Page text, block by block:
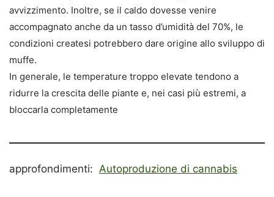
avvizzimento. Inoltre, se il caldo dovesse venire
accompagnato anche da un tasso d’umidità del 70%, le
condizioni createsi potrebbero dare origine allo sviluppo di
muffe.
In generale, le temperature troppo elevate tendono a
ridurre la crescita delle piante e, nei casi più estremi, a
bloccarla completamente
approfondimenti: Autoproduzione di cannabis